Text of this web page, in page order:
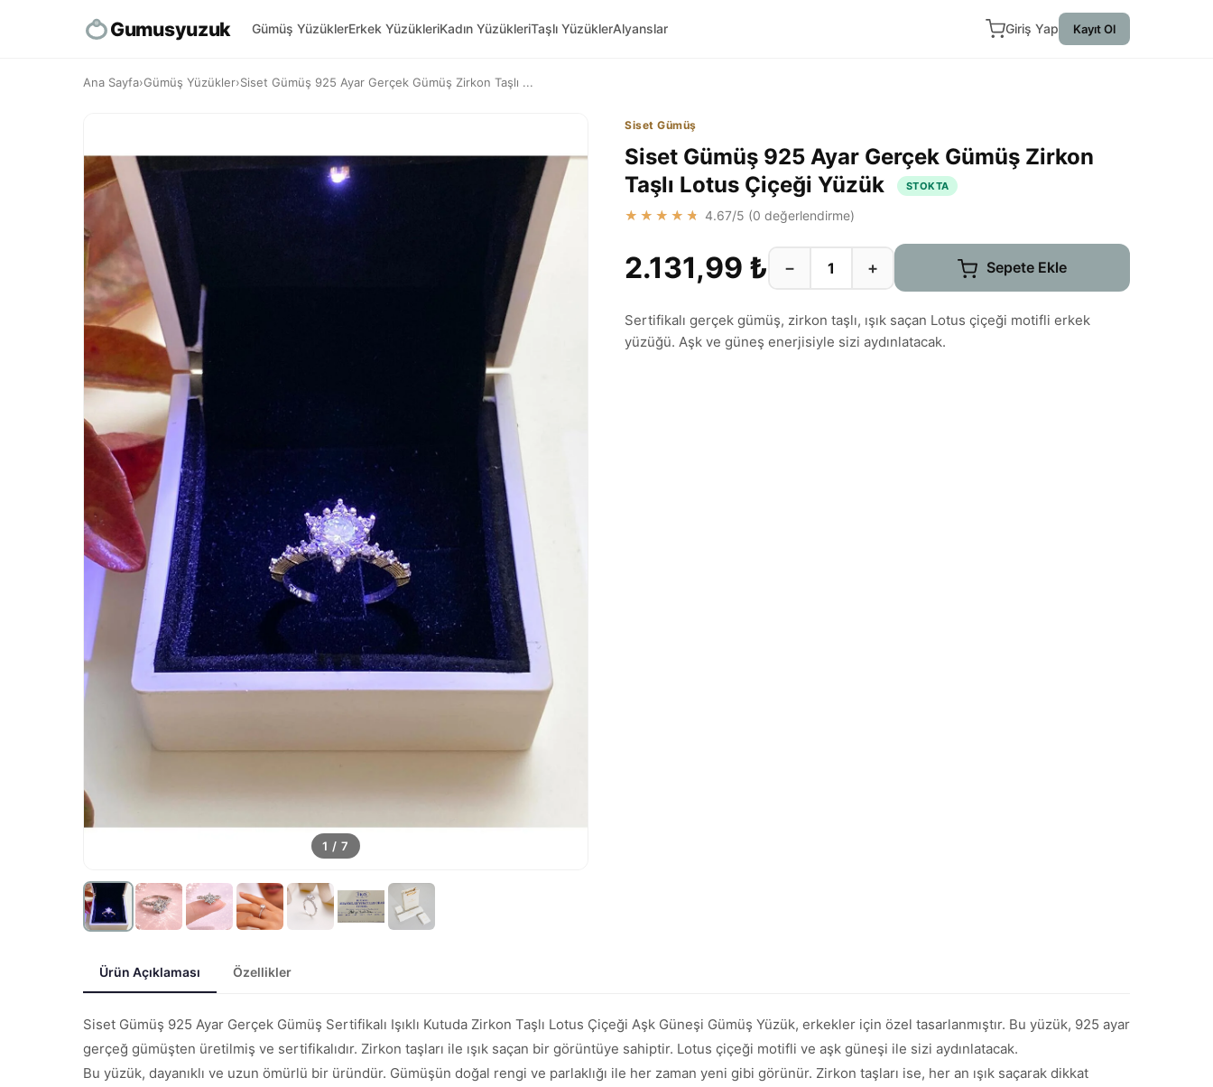
Gumusyuzuk Gümüş YüzüklerErkek YüzükleriKadın YüzükleriTaşlı YüzüklerAlyanslar Giriş Yap Kayıt Ol
Ana Sayfa›Gümüş Yüzükler›Siset Gümüş 925 Ayar Gerçek Gümüş Zirkon Taşlı ...
1 / 7
Siset Gümüş
Siset Gümüş 925 Ayar Gerçek Gümüş Zirkon
Taşlı Lotus Çiçeği Yüzük
STOKTA
★★★★★ 4.67/5 (0 değerlendirme)
2.131,99 ₺ − + Sepete Ekle
Sertifikalı gerçek gümüş, zirkon taşlı, ışık saçan Lotus çiçeği motifli erkek
yüzüğü. Aşk ve güneş enerjisiyle sizi aydınlatacak.
Ürün Açıklaması Özellikler
Siset Gümüş 925 Ayar Gerçek Gümüş Sertifikalı Işıklı Kutuda Zirkon Taşlı Lotus Çiçeği Aşk Güneşi Gümüş Yüzük, erkekler için özel tasarlanmıştır. Bu yüzük, 925 ayar
gerçeğ gümüşten üretilmiş ve sertifikalıdır. Zirkon taşları ile ışık saçan bir görüntüye sahiptir. Lotus çiçeği motifli ve aşk güneşi ile sizi aydınlatacak.
Bu yüzük, dayanıklı ve uzun ömürlü bir üründür. Gümüşün doğal rengi ve parlaklığı ile her zaman yeni gibi görünür. Zirkon taşları ise, her an ışık saçarak dikkat